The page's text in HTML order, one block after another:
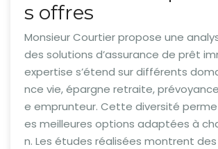
s offres
Monsieur Courtier propose une
des solutions d’assurance de prêt
expertise s’étend sur différents
nce vie, épargne retraite,
e emprunteur. Cette diversité
es meilleures options adaptées à
n. Les études réalisées montrent